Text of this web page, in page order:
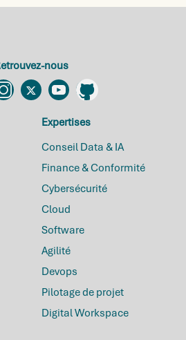
nous
Instagram
TwitterYouTubeGithub
Expertises
Conseil Data & IA
Finance & Conformité
Cybersécurité
Cloud
Software
Agilité
Devops
Pilotage de projet
Digital Workspace